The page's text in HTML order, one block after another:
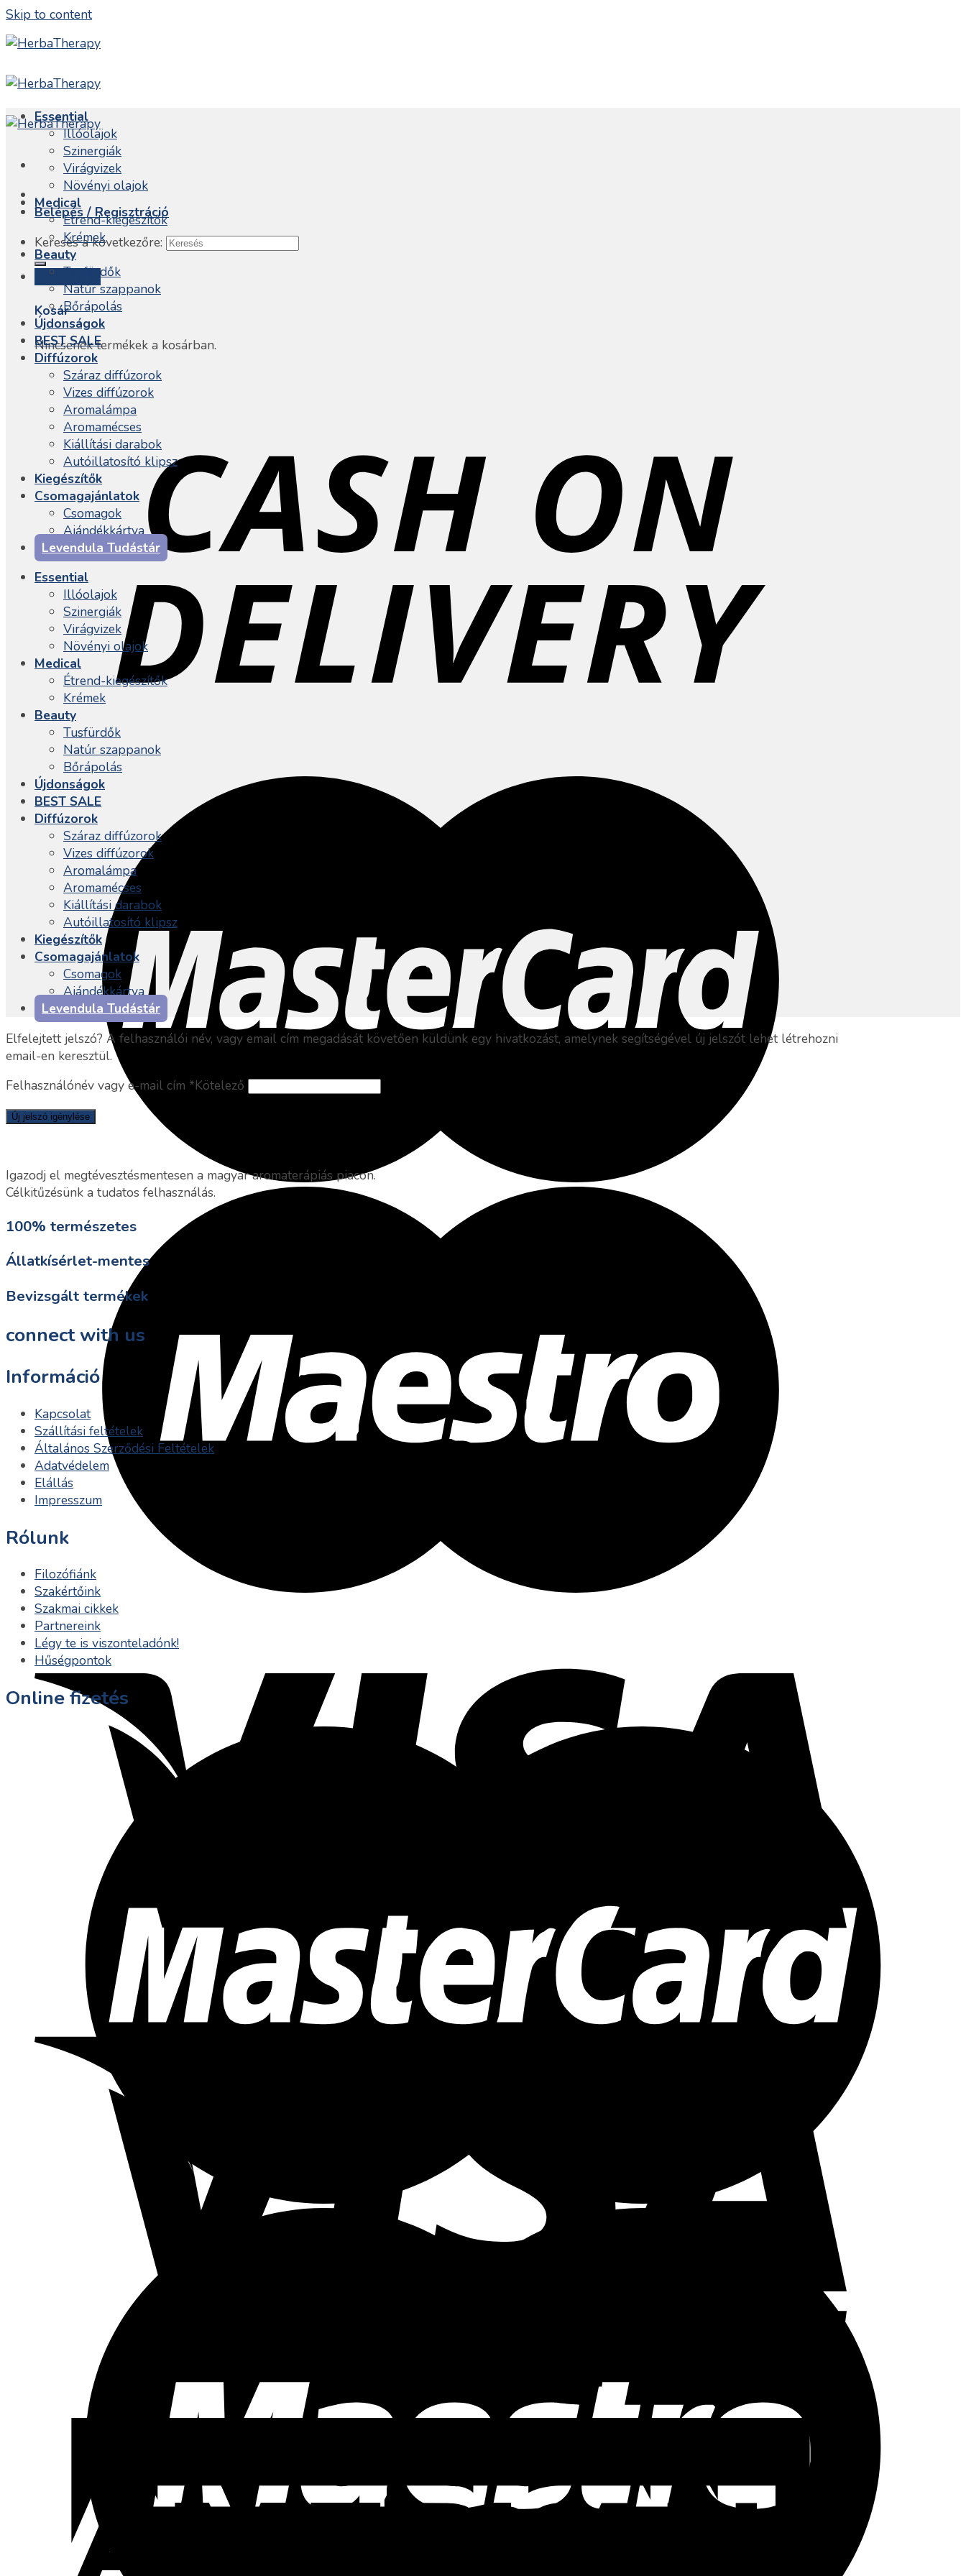
Skip to content
Belépés / Regisztráció
Keresés a következőre:
Kosár /
Kosár
Nincsenek termékek a kosárban.
Essential
Illóolajok
Szinergiák
Virágvizek
Növényi olajok
Medical
Étrend-kiegészítők
Krémek
Beauty
Tusfürdők
Natúr szappanok
Bőrápolás
Újdonságok
BEST SALE
Diffúzorok
Száraz diffúzorok
Vizes diffúzorok
Aromalámpa
Aromamécses
Kiállítási darabok
Autóillatosító klipsz
Kiegészítők
Csomagajánlatok
Csomagok
Ajándékkártya
Levendula Tudástár
Essential
Illóolajok
Szinergiák
Virágvizek
Növényi olajok
Medical
Étrend-kiegészítők
Krémek
Beauty
Tusfürdők
Natúr szappanok
Bőrápolás
Újdonságok
BEST SALE
Diffúzorok
Száraz diffúzorok
Vizes diffúzorok
Aromalámpa
Aromamécses
Kiállítási darabok
Autóillatosító klipsz
Kiegészítők
Csomagajánlatok
Csomagok
Ajándékkártya
Levendula Tudástár
Elfelejtett jelszó? A felhasználói név, vagy email cím megadását követően küldünk egy hivatkozást, amelynek segítségével új jelszót lehet létrehozni
email-en keresztül.
Felhasználónév vagy e-mail cím *Kötelező
Új jelszó igénylése
Igazodj el megtévesztésmentesen a magyar aromaterápiás piacon.
Célkitűzésünk a tudatos felhasználás.
100% természetes
Állatkísérlet-mentes
Bevizsgált termékek
connect with us
Információ
Kapcsolat
Szállítási feltételek
Általános Szerződési Feltételek
Adatvédelem
Elállás
Impresszum
Rólunk
Filozófiánk
Szakértőink
Szakmai cikkek
Partnereink
Légy te is viszonteladónk!
Hűségpontok
Online fizetés